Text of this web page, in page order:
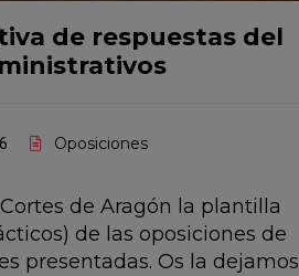
de respuestas del
Oposiciones
de Aragón la plantilla
de las oposiciones de
presentadas. Os la dejamos